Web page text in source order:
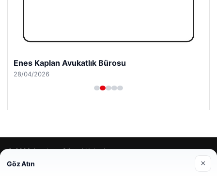
Enes Kaplan Avukatlık Bürosu
28/04/2026
© 2026 Antalya – Güncel Haberler
Göz Atın ×